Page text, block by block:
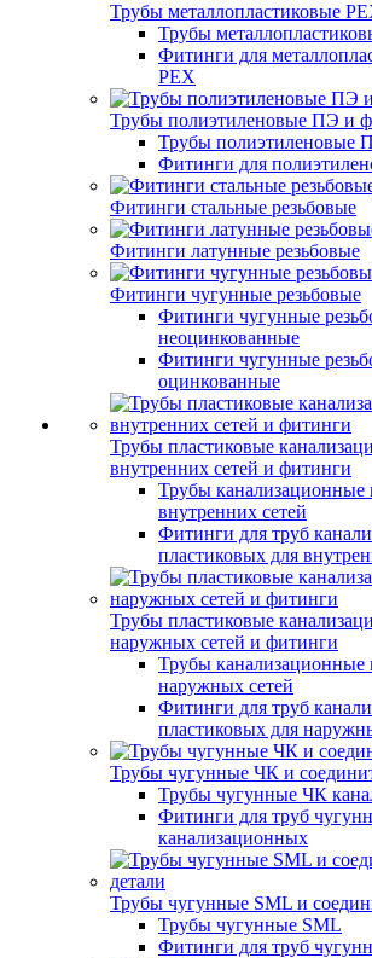
Трубы металлопластиковые
Трубы
Фитинги для
PEX
Трубы полиэтиленовые ПЭ и
Трубы полиэтиленовые
Фитинги для
Фитинги стальные резьбовые
Фитинги латунные резьбовые
Фитинги чугунные резьбовые
Фитинги чугунные
неоцинкованные
Фитинги чугунные
оцинкованные
Трубы пластиковые
внутренних сетей и фитинги
Трубы канализационные
внутренних сетей
Фитинги для труб
пластиковых для
Трубы пластиковые
наружных сетей и фитинги
Трубы канализационные
наружных сетей
Фитинги для труб
пластиковых для
Трубы чугунные ЧК и
Трубы чугунные ЧК
Фитинги для труб
канализационных
Трубы чугунные SML и
Трубы чугунные SML
Фитинги для труб